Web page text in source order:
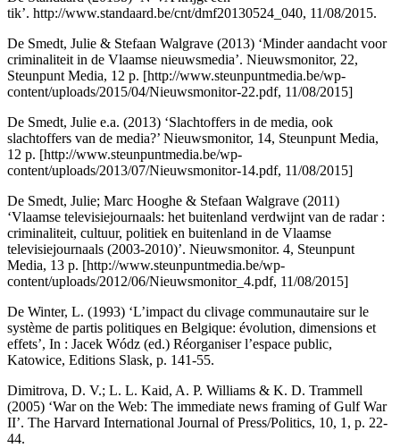
tik’. http://www.standaard.be/cnt/dmf20130524_040, 11/08/2015.
De Smedt, Julie & Stefaan Walgrave (2013) ‘Minder aandacht voor
criminaliteit in de Vlaamse nieuwsmedia’. Nieuwsmonitor, 22,
Steunpunt Media, 12 p. [http://www.steunpuntmedia.be/wp-
content/uploads/2015/04/Nieuwsmonitor-22.pdf, 11/08/2015]
De Smedt, Julie e.a. (2013) ‘Slachtoffers in de media, ook
slachtoffers van de media?’ Nieuwsmonitor, 14, Steunpunt Media,
12 p. [http://www.steunpuntmedia.be/wp-
content/uploads/2013/07/Nieuwsmonitor-14.pdf, 11/08/2015]
De Smedt, Julie; Marc Hooghe & Stefaan Walgrave (2011)
‘Vlaamse televisiejournaals: het buitenland verdwijnt van de radar :
criminaliteit, cultuur, politiek en buitenland in de Vlaamse
televisiejournaals (2003-2010)’. Nieuwsmonitor. 4, Steunpunt
Media, 13 p. [http://www.steunpuntmedia.be/wp-
content/uploads/2012/06/Nieuwsmonitor_4.pdf, 11/08/2015]
De Winter, L. (1993) ‘L’impact du clivage communautaire sur le
système de partis politiques en Belgique: évolution, dimensions et
effets’, In : Jacek Wódz (ed.) Réorganiser l’espace public,
Katowice, Editions Slask, p. 141-55.
Dimitrova, D. V.; L. L. Kaid, A. P. Williams & K. D. Trammell
(2005) ‘War on the Web: The immediate news framing of Gulf War
II’. The Harvard International Journal of Press/Politics, 10, 1, p. 22-
44.